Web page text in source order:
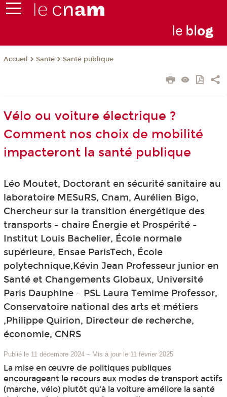
le blog
Accueil Santé Santé publique
Vélo ou voiture électrique ?
Comment nos choix de mobilité
impacteront la santé publique
Léo Moutet, Doctorant en sécurité sanitaire au
laboratoire MESuRS, Cnam, Aurélien Bigo,
Chercheur sur la transition énergétique des
transports - chaire Énergie et Prospérité -
Institut Louis Bachelier, École normale
supérieure, Ensae ParisTech, École
polytechnique,Kévin Jean Professeur junior en
Santé et Changements Globaux, Université
Paris Dauphine – PSL Laura Temime Professor,
Conservatoire national des arts et métiers
,Philippe Quirion, Directeur de recherche,
économie, CNRS
Publié le 11 décembre 2024 – Mis à jour le 11 février 2025
La mise en œuvre de politiques publiques
encourageant le recours aux modes de transport actifs
(marche, vélo) plutôt qu’à la voiture améliore la santé